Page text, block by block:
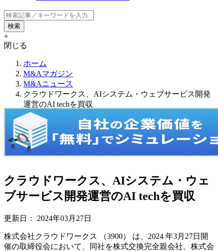
+
閉じる
ホーム
M&Aマガジン
M&Aニュース
クラウドワークス、AIシステム・ウェブサービス開発
運営のAI techを買収
クラウドワークス、AIシステム・ウェ
ブサービス開発運営のAI techを買収
更新日： 2024年03月27日
株式会社クラウドワークス （3900） は、2024 年3月27日開
催の取締役会において、同社を株式交換完全親会社、株式会